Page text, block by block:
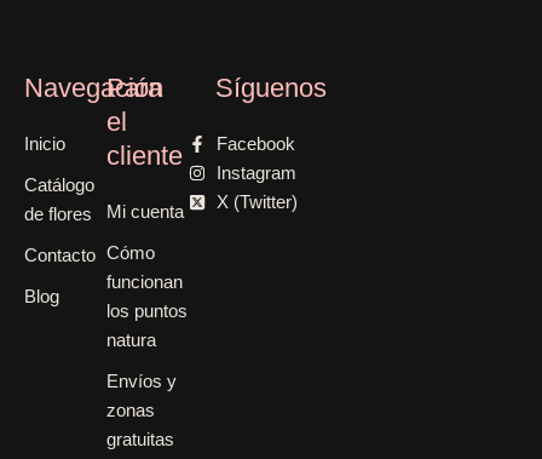
Navegación
Inicio
Catálogo
de flores
Contacto
Blog
Para
el
cliente
Mi cuenta
Cómo
funcionan
los puntos
natura
Envíos y
zonas
gratuitas
Síguenos
Facebook
Instagram
X (Twitter)